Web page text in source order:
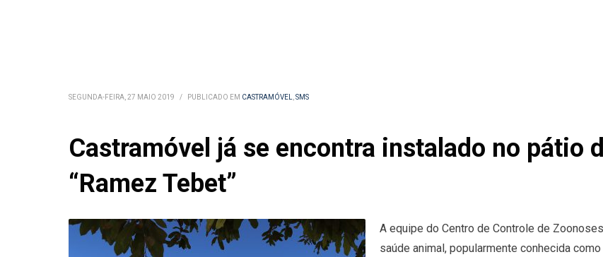
SEGUNDA-FEIRA, 27 MAIO 2019 / PUBLICADO EM CASTRAMÓVEL,SMS
Castramóvel já se encontra instalado no pátio
“Ramez Tebet”
A equipe do Centro de Controle de
saúde animal, popularmente conhecida